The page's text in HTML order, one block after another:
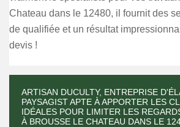
Chateau dans le 12480, il fournit des
de qualifiée et un résultat
devis !
ARTISAN DUCULTY, ENTREPRISE
PAYSAGIST APTE À APPORTER LES
IDÉALES POUR LIMITER LES
À BROUSSE LE CHATEAU DANS LE